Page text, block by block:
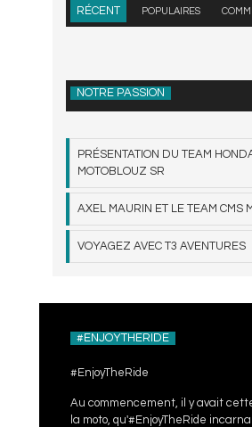
RÉCENT POPULAIRES
NOTRE PASSION
PRÉSENTATION DU TEAM
MOTOBLOUZ SR
AXEL MAURIN ET LE TEAM CMS
VOYAGEZ AVEC T3 AVENTURES
#ENJOYTHERIDE
#EnjoyTheRide
Au commencement, il y avait
la moto, qu'#EnjoyTheRide